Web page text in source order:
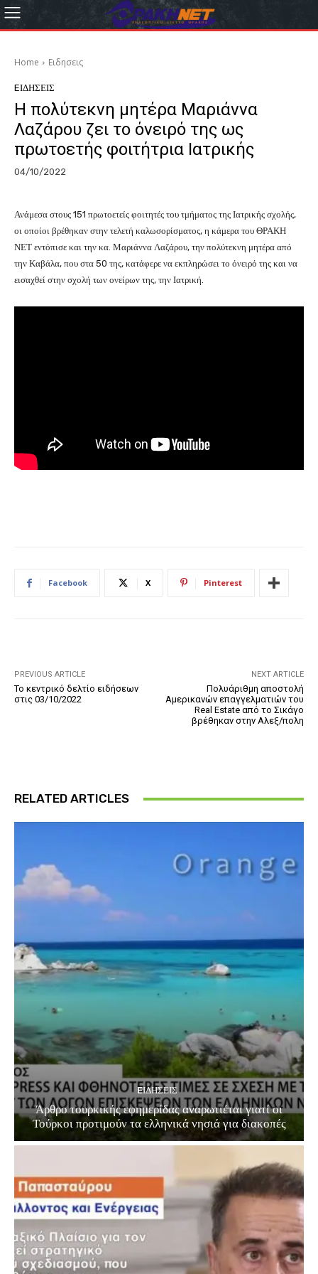
Home Eιδησεις
EΙΔΗΣΕΙΣ
Η πολύτεκνη μητέρα Μαριάννα
Λαζάρου ζει το όνειρό της ως
πρωτοετής φοιτήτρια Ιατρικής
04/10/2022
Ανάμεσα στους 151 πρωτοετείς φοιτητές του τμήματος της Ιατρικής σχολής,
οι οποίοι βρέθηκαν στην τελετή καλωσορίσματος, η κάμερα του ΘΡΑΚΗ
ΝΕΤ εντόπισε και την κα. Μαριάννα Λαζάρου, την πολύτεκνη μητέρα από
την Καβάλα, που στα 50 της, κατάφερε να εκπληρώσει το όνειρό της και να
εισαχθεί στην σχολή των ονείρων της, την Ιατρική.
Facebook X Pinterest
PREVIOUS ARTICLE
Το κεντρικό δελτίο ειδήσεων
στις 03/10/2022
NEXT ARTICLE
Πολυάριθμη αποστολή
Αμερικανών επαγγελματιών του
Real Estate από το Σικάγο
βρέθηκαν στην Αλεξ/πολη
RELATED ARTICLES
EΙΔΗΣΕΙΣ
Άρθρο τουρκικής εφημερίδας αναρωτιέται γιατί οι
Τούρκοι προτιμούν τα ελληνικά νησιά για διακοπές